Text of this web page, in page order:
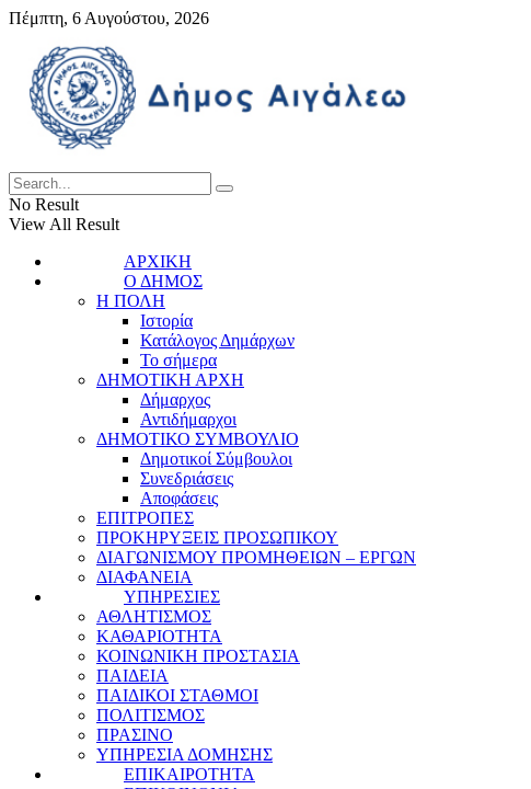
Πέμπτη, 6 Αυγούστου, 2026
No Result
View All Result
ΑΡΧΙΚΗ
Ο ΔΗΜΟΣ
Η ΠΟΛΗ
Ιστορία
Κατάλογος Δημάρχων
Το σήμερα
ΔΗΜΟΤΙΚΗ ΑΡΧΗ
Δήμαρχος
Αντιδήμαρχοι
ΔΗΜΟΤΙΚΟ ΣΥΜΒΟΥΛΙΟ
Δημοτικοί Σύμβουλοι
Συνεδριάσεις
Αποφάσεις
ΕΠΙΤΡΟΠΕΣ
ΠΡΟΚΗΡΥΞΕΙΣ ΠΡΟΣΩΠΙΚΟΥ
ΔΙΑΓΩΝΙΣΜΟΥ ΠΡΟΜΗΘΕΙΩΝ – ΕΡΓΩΝ
ΔΙΑΦΑΝΕΙΑ
ΥΠΗΡΕΣΙΕΣ
ΑΘΛΗΤΙΣΜΟΣ
ΚΑΘΑΡΙΟΤΗΤΑ
ΚΟΙΝΩΝΙΚΗ ΠΡΟΣΤΑΣΙΑ
ΠΑΙΔΕΙΑ
ΠΑΙΔΙΚΟΙ ΣΤΑΘΜΟΙ
ΠΟΛΙΤΙΣΜΟΣ
ΠΡΑΣΙΝΟ
ΥΠΗΡΕΣΙΑ ΔΟΜΗΣΗΣ
ΕΠΙΚΑΙΡΟΤΗΤΑ